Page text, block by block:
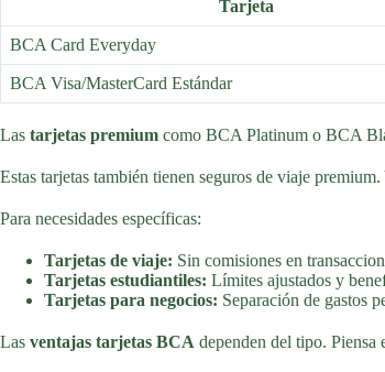
Tarjeta
BCA Card Everyday
BCA Visa/MasterCard Estándar
Las tarjetas premium como BCA Platinum o BCA
Estas tarjetas también tienen seguros de viaje
Para necesidades específicas:
Tarjetas de viaje: Sin comisiones en
Tarjetas estudiantiles: Límites ajustados y
Tarjetas para negocios: Separación de gastos
Las ventajas tarjetas BCA dependen del tipo.